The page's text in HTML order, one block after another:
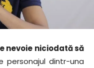
nevoie niciodată să
personajul dintr-una